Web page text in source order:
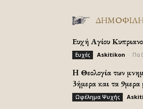
Ευχή Αγίου
Ευχές Askitikon Πα
H Θεολογία των
3ήμερα και τα
Ωφέλημα Ψυχής